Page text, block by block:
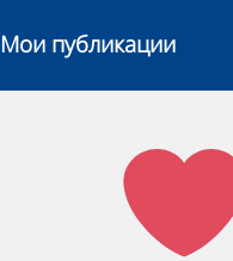
Мои публикации
Лайк!